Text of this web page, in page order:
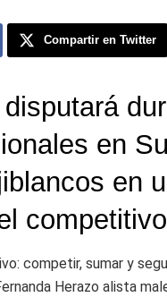
Compartir en Twitter
en
en
competitivo
competir, sumar y
Herazo alista